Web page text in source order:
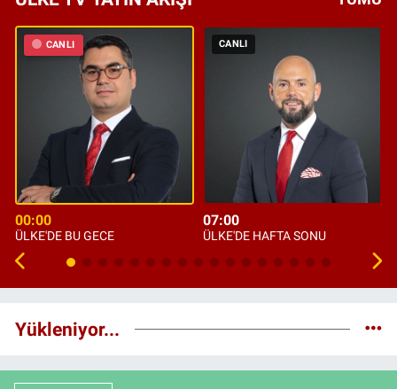
CANLI
00:00
ÜLKE'DE BU GECE
CANLI
07:00
ÜLKE'DE HAFTA SONU
Yükleniyor...